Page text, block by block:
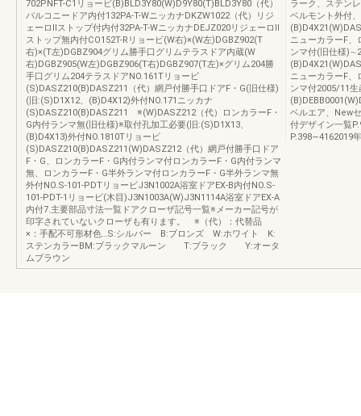
702PNFT-C1リョービ(B)BLD3Y80(W)D9Y80(T)BLD3Y80（代）
バルコニードア内付132PA-T-WニッカナDKZW1022（代）リジ
ェーロⅡストップ付内付32PA-T-WニッカナDEJZ020リジェーロⅡ
ストップ無内付CO152T-Rリョービ(W右)×(W左)DGBZ902(T
右)×(T左)DGBZ904グリム勝手口グリムテラスドア内蔵(W
右)DGBZ905(W左)DGBZ906(T右)DGBZ907(T左)×グリム204勝
手口グリム204テラスドアNO.161Tリョービ
(S)DASZ210(B)DASZ211（代）網戸付勝手口ドアF・G(旧仕様)
(旧:(S)D1X12、(B)D4X12)外付NO.171ニッカナ
(S)DASZ210(B)DASZ211 ※(W)DASZ212（代）ロンカラーF・
G内付ランマ無(旧仕様)※取付孔加工必要(旧:(S)D1X13、
(B)D4X13)外付NO.1810Tリョービ
(S)DASZ210(B)DASZ211(W)DASZ212（代）網戸付勝手口ドア
F・G、ロンカラーF・G内付ランマ付ロンカラーF・G内付ランマ
無、ロンカラーF・G半外ランマ付ロンカラーF・G半外ランマ無
外付NO.S-101-PDTリョービJ3N1002A浴室ドアEX-B内付NO.S-
101-PDT-1リョービ(木目)J3N1003A(W)J3N1114A浴室ドアEX-A
内付7.主要部品寸法一覧ドアクローザ記号一覧※メーカー記号が
印字されていないクローザも有ります。 ※（代）：代替品
×：手配不可形材色…S:シルバー B:ブロンズ W:ホワイト K:
ステンカラーBM:ブラックマルーン T:ブラック Y:オータ
ムブラウン
ラーク、ステン
ベルモント外付
ニューカラーF、
ンマ付(旧仕様
ニューカラーF、
ンマ付2005/11
ベルエア、New
付デザイン一覧
P.398∼4162019